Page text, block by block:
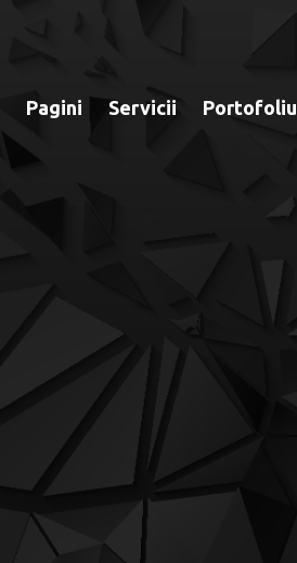
Pagini Servicii Portofoliu